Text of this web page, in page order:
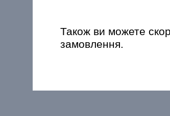
Також ви можете
замовлення.